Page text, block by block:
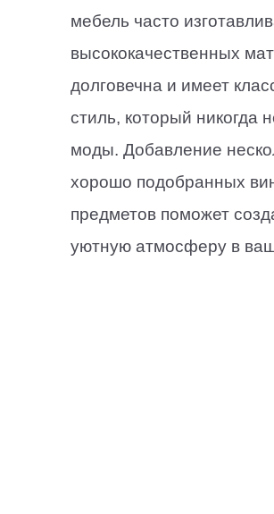
мебель часто
высококачественных
долговечна и имеет
стиль, который никогда
моды. Добавление
хорошо подобранных
предметов поможет
уютную атмосферу в